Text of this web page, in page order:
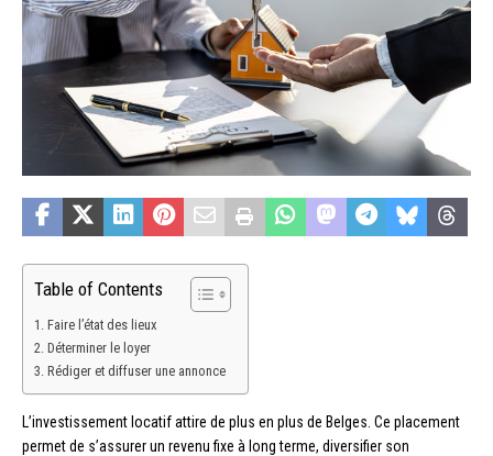
Table of Contents
Faire l’état des lieux
Déterminer le loyer
Rédiger et diffuser une annonce
L’investissement locatif attire de plus en plus de Belges. Ce placement
permet de s’assurer un revenu fixe à long terme, diversifier son